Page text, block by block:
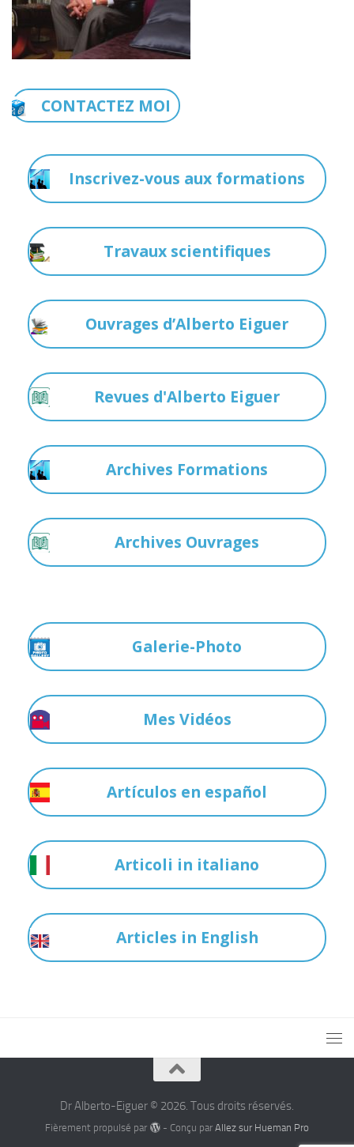
CONTACTEZ MOI
Inscrivez-vous aux formations
Travaux scientifiques
Ouvrages d’Alberto Eiguer
Revues d'Alberto Eiguer
Archives Formations
Archives Ouvrages
Galerie-Photo
Mes Vidéos
Artículos en español
Articoli in italiano
Articles in English
Dr Alberto-Eiguer © 2026. Tous droits réservés.
Fièrement propulsé par - Conçu par Allez sur Hueman Pro